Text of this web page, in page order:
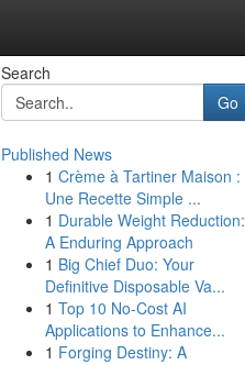
Search
Go
Published News
1 Crème à Tartiner Maison :
Une Recette Simple ...
1 Durable Weight Reduction:
A Enduring Approach
1 Big Chief Duo: Your
Definitive Disposable Va...
1 Top 10 No-Cost AI
Applications to Enhance...
1 Forging Destiny: A